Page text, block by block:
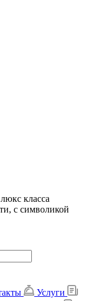
класса
с символикой
Услуги